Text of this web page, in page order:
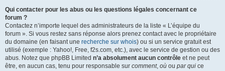
Qui contacter pour les abus ou les questions légales concernant ce
forum ?
Contactez n’importe lequel des administrateurs de la liste « L’équipe du
forum ». Si vous restez sans réponse alors prenez contact avec le propriétaire
du domaine (en faisant une recherche sur whois) ou si un service gratuit est
utilisé (exemple : Yahoo!, Free, f2s.com, etc.), avec le service de gestion ou des
abus. Notez que phpBB Limited n’a absolument aucun contrôle et ne peut
être, en aucun cas, tenu pour responsable sur comment, où ou par qui ce